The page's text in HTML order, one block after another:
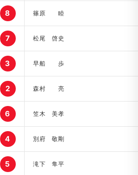
8 篠原 睦
7 松尾 啓史
3 早船 歩
2 森村 亮
6 笠木 美孝
4 別府 敬剛
5 滝下 隼平